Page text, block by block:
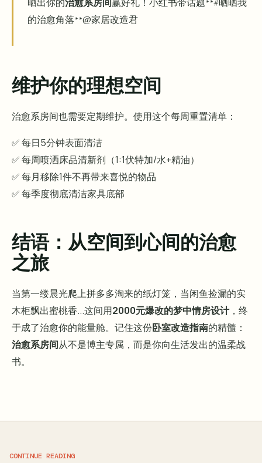
晒出你的治愈系房间 赢好礼！小红书带话题**#晒晒我
的治愈角落**@家居改造君
维护你的理想空间
治愈系房间也需要定期维护。使用这个每周重置清单：
✅ 每日5分钟表面清洁
✅ 每周喷洒床品清新剂（1:1伏特加/水+精油）
✅ 每月移除1件不再带来喜悦的物品
✅ 每季度彻底清洁家具底部
结语：从空间到心间的治愈
之旅
当第一缕晨光爬上拼多多淘来的纸灯笼，当闲鱼捡漏的实
木柜飘出蜜桃香...这间用2000元爆改的梦中情房设计，终
于成了治愈你的能量舱。记住这份卧室改造指南的精髓：
治愈系房间从不是博主专属，而是你向生活发出的温柔战
书。
CONTINUE READING